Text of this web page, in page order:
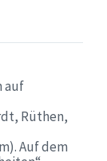
auf
Rüthen,
Auf dem